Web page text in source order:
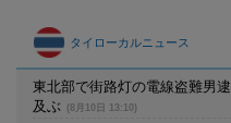
タイローカルニュース
東北部で街路灯の電線盗難男
及ぶ
(8月10日 13:10)